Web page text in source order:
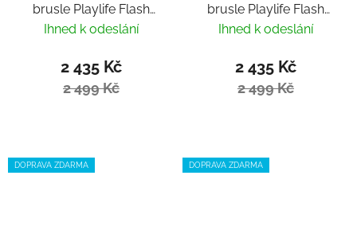
brusle Playlife Flash
Blue nastavitelné
Ihned k odeslání
2 435 Kč
2 499 Kč
brusle Playlife Flash
Pink nastavitelné
Ihned k odeslání
2 435 Kč
2 499 Kč
DOPRAVA ZDARMA DOPRAVA ZDARMA